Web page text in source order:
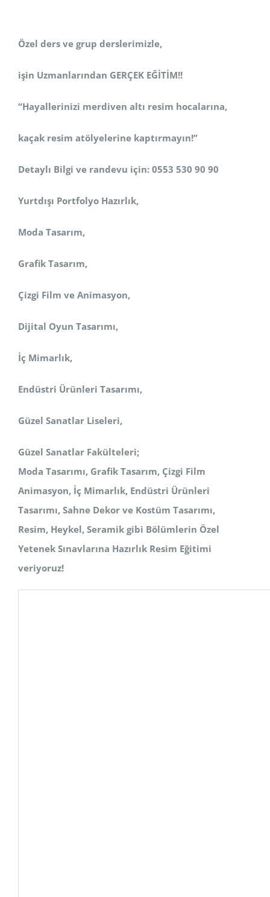
Özel ders ve grup derslerimizle,
işin Uzmanlarından GERÇEK EĞİTİM!!
“Hayallerinizi merdiven altı resim hocalarına,
kaçak resim atölyelerine kaptırmayın!”
Detaylı Bilgi ve randevu için: 0553 530 90 90
Yurtdışı Portfolyo Hazırlık,
Moda Tasarım,
Grafik Tasarım,
Çizgi Film ve Animasyon,
Dijital Oyun Tasarımı,
İç Mimarlık,
Endüstri Ürünleri Tasarımı,
Güzel Sanatlar Liseleri,
Güzel Sanatlar Fakülteleri;
Moda Tasarımı, Grafik Tasarım, Çizgi Film
Animasyon, İç Mimarlık, Endüstri Ürünleri
Tasarımı, Sahne Dekor ve Kostüm Tasarımı,
Resim, Heykel, Seramik gibi Bölümlerin Özel
Yetenek Sınavlarına Hazırlık Resim Eğitimi
veriyoruz!